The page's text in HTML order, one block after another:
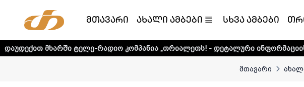
მთავარი ახალი ამბები სხვა ამბები
ტელე-რადიო კომპანია „თრიალეთს! - დეტალური ინფორმაციისთვის
მთავარი